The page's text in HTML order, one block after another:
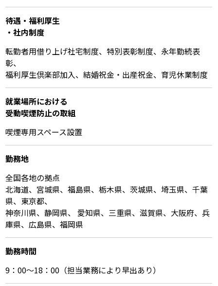
待遇・福利厚⽣
・社内制度
転勤者用借り上げ社宅制度、特別表彰制度、永年勤続表
彰、
福利厚生倶楽部加入、結婚祝金・出産祝金、育児休業制度
就業場所における
受動喫煙防⽌の取組
喫煙専用スペース設置
勤務地
全国各地の拠点
北海道、宮城県、福島県、栃木県、茨城県、埼玉県、千葉
県、東京都、
神奈川県、静岡県、 愛知県、三重県、滋賀県、大阪府、兵
庫県、広島県、福岡県
勤務時間
9：00～18：00（担当業務により早出あり）